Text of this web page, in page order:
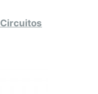
Barraje de Tablero 24 a 30 Circuitos